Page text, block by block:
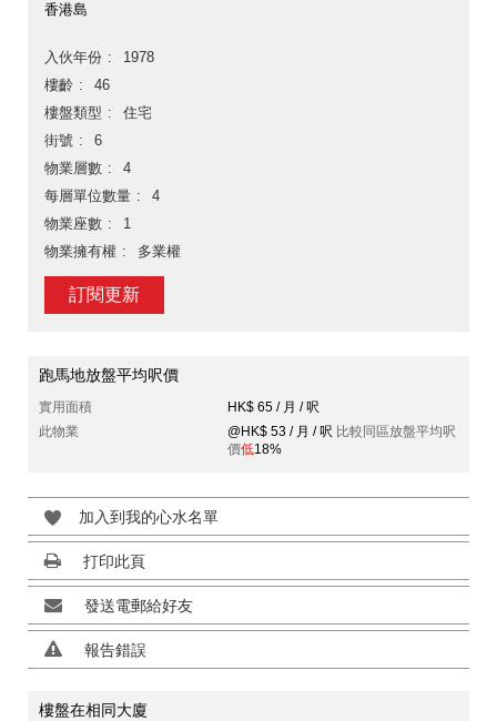
香港島
入伙年份
1978
樓齡
46
樓盤類型
住宅
街號
6
物業層數
4
每層單位數量
4
物業座數
1
物業擁有權
多業權
訂閱更新
跑馬地放盤平均呎價
實用面積
HK$ 65 / 月 / 呎
此物業
@HK$ 53 / 月 / 呎 比較同區放盤平均呎
價低18%
加入到我的心水名單
打印此頁
發送電郵給好友
報告錯誤
樓盤在相同大廈